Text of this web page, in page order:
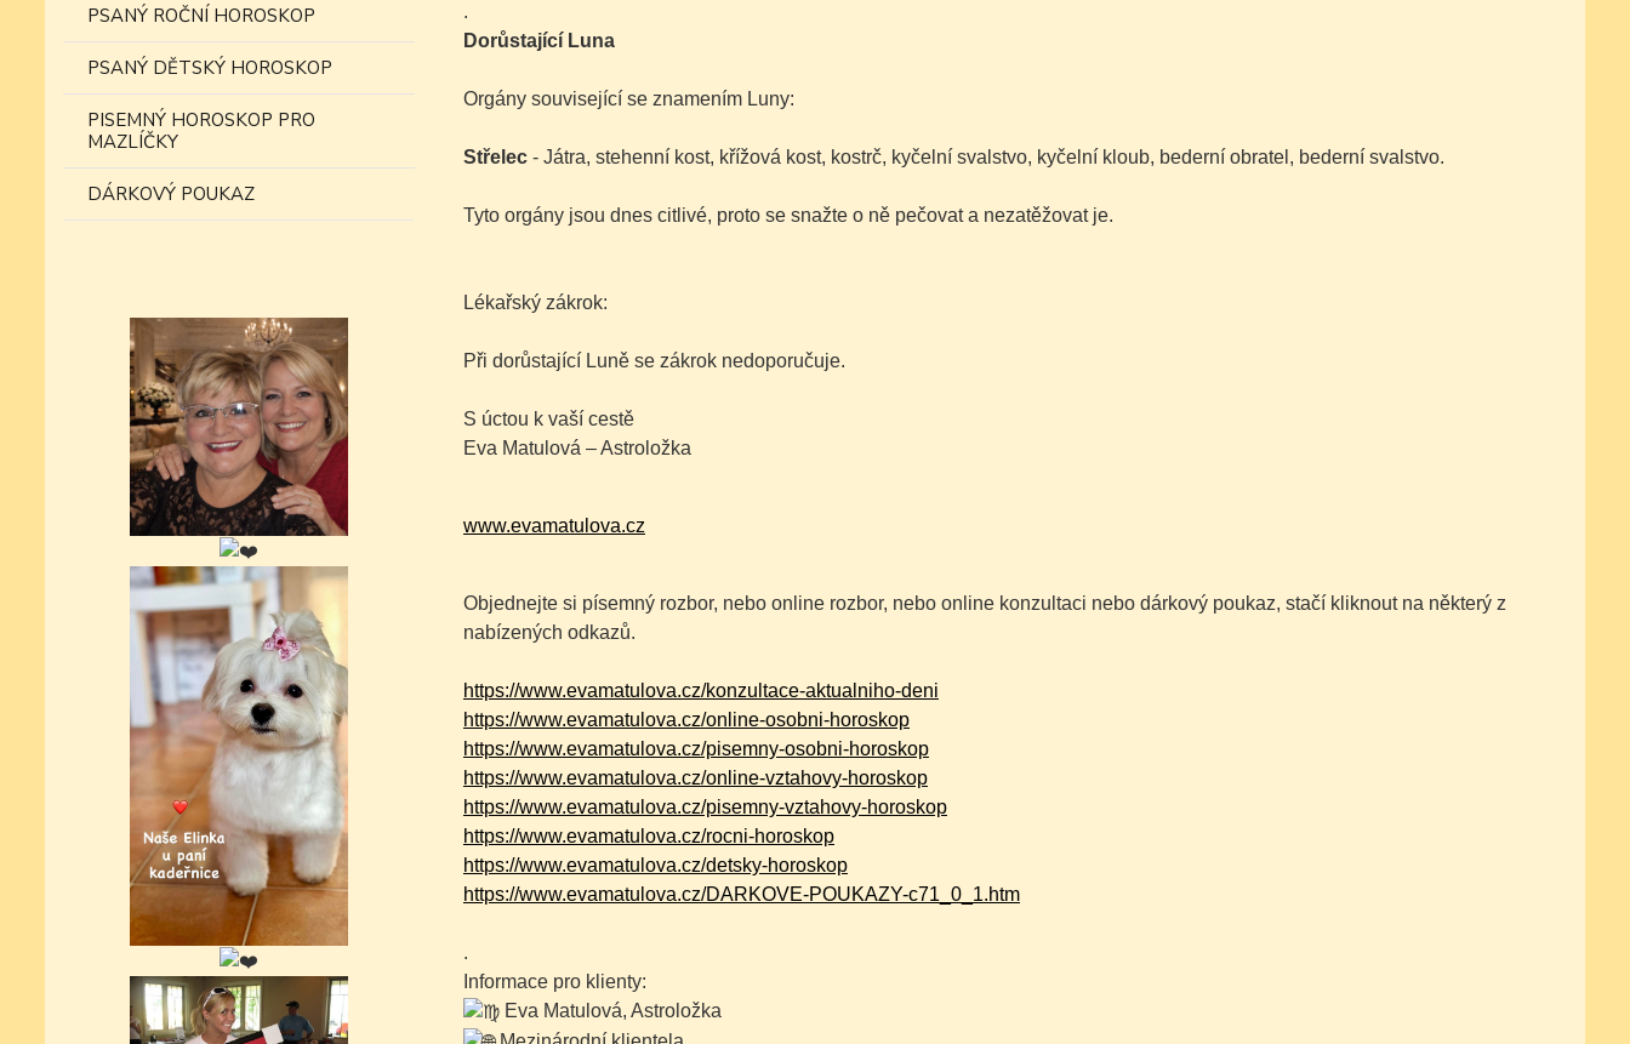
PSANÝ ROČNÍ HOROSKOP
PSANÝ DĚTSKÝ HOROSKOP
PISEMNÝ HOROSKOP PRO
MAZLÍČKY
DÁRKOVÝ POUKAZ
.
Dorůstající Luna
Orgány související se znamením Luny:
Střelec- Játra, stehenní kost, křížová kost, kostrč, kyčelní svalstvo, kyčelní kloub, bederní obratel, bederní svalstvo.
Tyto orgány jsou dnes citlivé, proto se snažte o ně pečovat a nezatěžovat je.
Lékařský zákrok:
Při dorůstající Luně se zákrok nedoporučuje.
S úctou k vaší cestě
Eva Matulová – Astroložka
www.evamatulova.cz
Objednejte si písemný rozbor, nebo online rozbor, nebo online konzultaci nebo dárkový poukaz, stačí kliknout na některý z
nabízených odkazů.
https://www.evamatulova.cz/konzultace-aktualniho-deni
https://www.evamatulova.cz/online-osobni-horoskop
https://www.evamatulova.cz/pisemny-osobni-horoskop
https://www.evamatulova.cz/online-vztahovy-horoskop
https://www.evamatulova.cz/pisemny-vztahovy-horoskop
https://www.evamatulova.cz/rocni-horoskop
https://www.evamatulova.cz/detsky-horoskop
https://www.evamatulova.cz/DARKOVE-POUKAZY-c71_0_1.htm
.
Informace pro klienty:
Eva Matulová, Astroložka